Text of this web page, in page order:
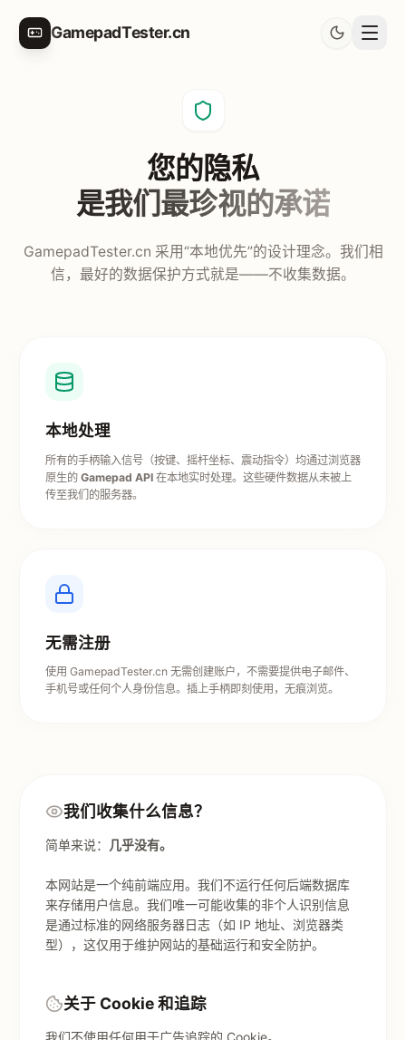
GamepadTester.cn
您的隐私
是我们最珍视的承诺
GamepadTester.cn 采用“本地优先”的设计理念。我们相
信，最好的数据保护方式就是——不收集数据。
本地处理
所有的手柄输入信号（按键、摇杆坐标、震动指令）均通过浏览器
原生的 Gamepad API 在本地实时处理。这些硬件数据从未被上
传至我们的服务器。
无需注册
使用 GamepadTester.cn 无需创建账户，不需要提供电子邮件、
手机号或任何个人身份信息。插上手柄即刻使用，无痕浏览。
我们收集什么信息？
简单来说： 几乎没有。
本网站是一个纯前端应用。我们不运行任何后端数据库
来存储用户信息。我们唯一可能收集的非个人识别信息
是通过标准的网络服务器日志（如 IP 地址、浏览器类
型），这仅用于维护网站的基础运行和安全防护。
关于 Cookie 和追踪
我们不使用任何用于广告追踪的 Cookie。